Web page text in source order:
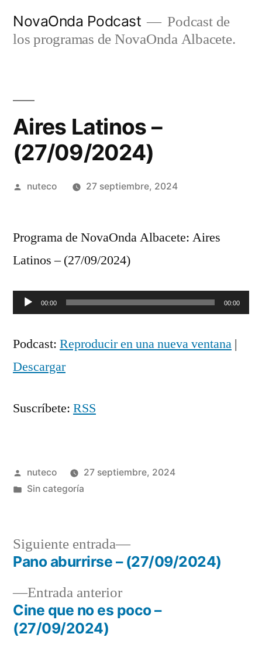
NovaOnda Podcast
Podcast de
los programas de NovaOnda Albacete.
Aires Latinos –
(27/09/2024)
Publicada
nuteco 27 septiembre, 2024
Programa de NovaOnda Albacete: Aires
Latinos – (27/09/2024)
Reproductor
audio
00:00 00:00
Podcast: Reproducir en una nueva ventana |
Descargar
Suscríbete: RSS
Publicada
por
nuteco
27 septiembre, 2024
Publicada
Sin categoría
Navegación
de
entradas
Entrada anteriorEntrada
anterior:
Cine que no es poco –
(27/09/2024)
Siguiente entrada
Siguiente
entrada:
Pano aburrirse – (27/09/2024)